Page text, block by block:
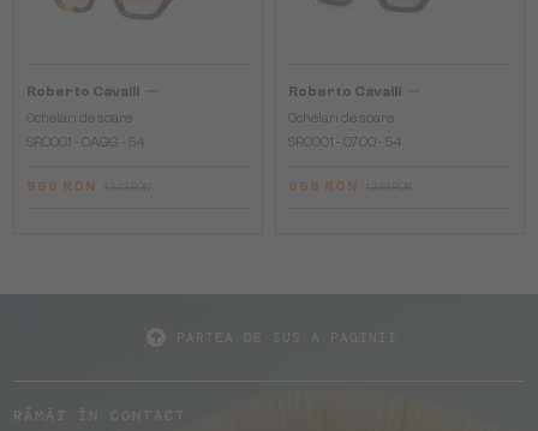
Roberto Cavalli
Ochelari de soare
SRC001 - 0AGG - 54
969 RON
Roberto Cavalli
Ochelari de soare
SRC001 - 0700 - 54
969 RON